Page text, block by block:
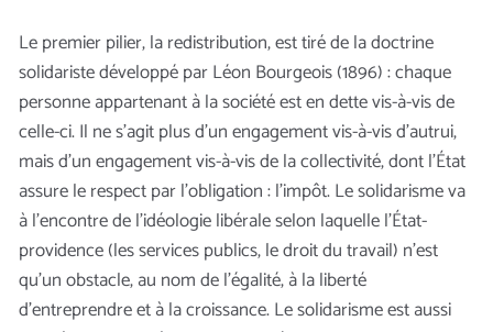
Le premier pilier, la redistribution, est tiré de la doctrine
solidariste développé par Léon Bourgeois (1896) : chaque
personne appartenant à la société est en dette vis-à-vis de
celle-ci. Il ne s’agit plus d’un engagement vis-à-vis d’autrui,
mais d’un engagement vis-à-vis de la collectivité, dont l’État
assure le respect par l’obligation : l’impôt. Le solidarisme va
à l’encontre de l’idéologie libérale selon laquelle l’État-
providence (les services publics, le droit du travail) n’est
qu’un obstacle, au nom de l’égalité, à la liberté
d’entreprendre et à la croissance. Le solidarisme est aussi